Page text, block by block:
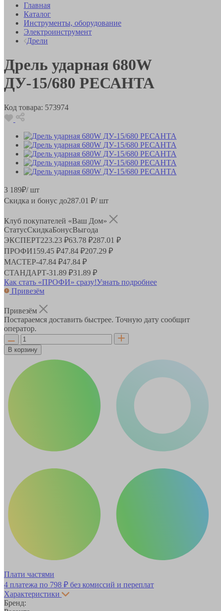
Главная
Каталог
Инструменты, оборудование
Электроинструмент
Дрели
Дрель ударная 680W
ДУ-15/680 РЕСАНТА
Код товара: 573974
3 189₽/ шт
Скидка и бонус до287.01 ₽/ шт
Клуб покупателей «Ваш Дом»
СтатусСкидкаБонусВыгода
ЭКСПЕРТ223.23 ₽63.78 ₽287.01 ₽
ПРОФИ159.45 ₽47.84 ₽207.29 ₽
МАСТЕР-47.84 ₽47.84 ₽
СТАНДАРТ-31.89 ₽31.89 ₽
Как стать «ПРОФИ» сразу!Узнать подробнее
Привезём
Привезём
Постараемся доставить быстрее. Точную дату сообщит
оператор.
В корзину
Плати частями
4 платежа по 798 ₽ без комиссий и переплат
Характеристики
Бренд: